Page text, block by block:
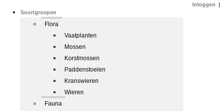
Soortgroepen
Flora
Vaatplanten
Mossen
Korstmossen
Paddenstoelen
Kranswieren
Wieren
Fauna
Inloggen |